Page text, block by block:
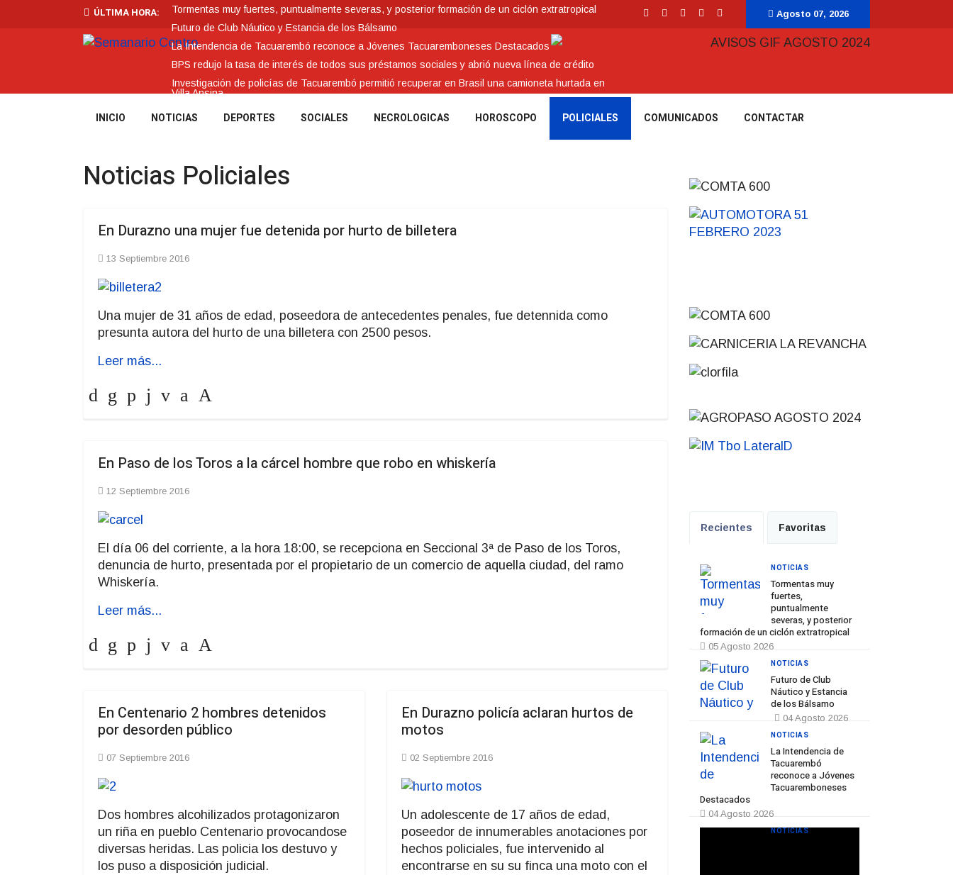
ÚLTIMA HORA:
Tormentas muy fuertes, puntualmente severas, y posterior formación de un ciclón extratropical
Futuro de Club Náutico y Estancia de los Bálsamo
La Intendencia de Tacuarembó reconoce a Jóvenes Tacuaremboneses Destacados
BPS redujo la tasa de interés de todos sus préstamos sociales y abrió nueva línea de crédito
Investigación de policías de Tacuarembó permitió recuperar en Brasil una camioneta hurtada en
Villa Ansina
Agosto 07, 2026
INICIO NOTICIAS DEPORTES SOCIALES NECROLOGICAS HOROSCOPO POLICIALES COMUNICADOS CONTACTAR
Noticias Policiales
En Durazno una mujer fue detenida por hurto de billetera
13 Septiembre 2016
Una mujer de 31 años de edad, poseedora de antecedentes penales, fue detennida como
presunta autora del hurto de una billetera con 2500 pesos.
Leer más...
En Paso de los Toros a la cárcel hombre que robo en whiskería
12 Septiembre 2016
El día 06 del corriente, a la hora 18:00, se recepciona en Seccional 3ª de Paso de los Toros,
denuncia de hurto, presentada por el propietario de un comercio de aquella ciudad, del ramo
Whiskería.
Leer más...
En Centenario 2 hombres detenidos
por desorden público
07 Septiembre 2016
Dos hombres alcohilizados protagonizaron
un riña en pueblo Centenario provocandose
diversas heridas. Las policia los destuvo y
los puso a disposición judicial.
En Durazno policía aclaran hurtos de
motos
02 Septiembre 2016
Un adolescente de 17 años de edad,
poseedor de innumerables anotaciones por
hechos policiales, fue intervenido al
encontrarse en su su finca una moto con el
Recientes Favoritas
Tormentas muy
fuertes,
puntualmente
severas, y posterior
formación de un ciclón extratropical
05 Agosto 2026
NOTICIAS
Futuro de Club
Náutico y Estancia
de los Bálsamo
04 Agosto 2026
NOTICIAS
La Intendencia de
Tacuarembó
reconoce a Jóvenes
Tacuaremboneses
Destacados
04 Agosto 2026
NOTICIAS
NOTICIAS